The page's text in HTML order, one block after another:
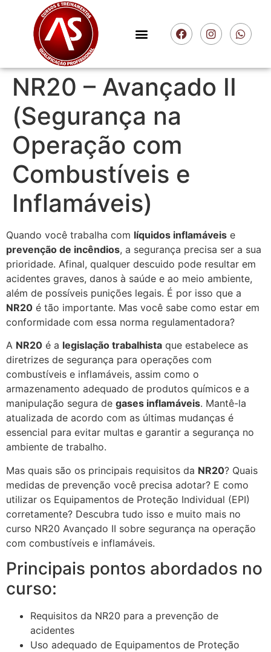
NR20 – Avançado II
(Segurança na
Operação com
Combustíveis e
Inflamáveis)
Quando você trabalha com líquidos inflamáveis e
prevenção de incêndios, a segurança precisa ser a sua
prioridade. Afinal, qualquer descuido pode resultar em
acidentes graves, danos à saúde e ao meio ambiente,
além de possíveis punições legais. É por isso que a
NR20 é tão importante. Mas você sabe como estar em
conformidade com essa norma regulamentadora?
A NR20 é a legislação trabalhista que estabelece as
diretrizes de segurança para operações com
combustíveis e inflamáveis, assim como o
armazenamento adequado de produtos químicos e a
manipulação segura de gases inflamáveis. Mantê-la
atualizada de acordo com as últimas mudanças é
essencial para evitar multas e garantir a segurança no
ambiente de trabalho.
Mas quais são os principais requisitos da NR20? Quais
medidas de prevenção você precisa adotar? E como
utilizar os Equipamentos de Proteção Individual (EPI)
corretamente? Descubra tudo isso e muito mais no
curso NR20 Avançado II sobre segurança na operação
com combustíveis e inflamáveis.
Principais pontos abordados no
curso:
Requisitos da NR20 para a prevenção de
acidentes
Uso adequado de Equipamentos de Proteção